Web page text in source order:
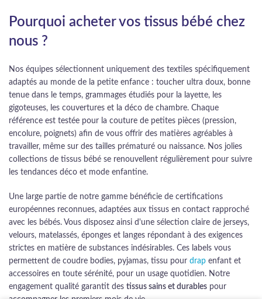
Pourquoi acheter vos tissus bébé chez
nous ?
Nos équipes sélectionnent uniquement des textiles spécifiquement
adaptés au monde de la petite enfance : toucher ultra doux, bonne
tenue dans le temps, grammages étudiés pour la layette, les
gigoteuses, les couvertures et la déco de chambre. Chaque
référence est testée pour la couture de petites pièces (pression,
encolure, poignets) afin de vous offrir des matières agréables à
travailler, même sur des tailles prématuré ou naissance. Nos jolies
collections de tissus bébé se renouvellent régulièrement pour suivre
les tendances déco et mode enfantine.
Une large partie de notre gamme bénéficie de certifications
européennes reconnues, adaptées aux tissus en contact rapproché
avec les bébés. Vous disposez ainsi d'une sélection claire de jerseys,
velours, matelassés, éponges et langes répondant à des exigences
strictes en matière de substances indésirables. Ces labels vous
permettent de coudre bodies, pyjamas, tissu pour drap enfant et
accessoires en toute sérénité, pour un usage quotidien. Notre
engagement qualité garantit des tissus sains et durables pour